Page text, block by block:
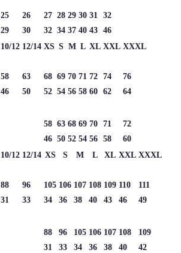
25 26 27 28 29 30 31
32
29 30 32 34 37 40 43 46
10/12 12/14 XS S M L XL XXL XXXL
58 63 68 69 70 71 72 74
76
46 50 52 54 56 58 60 62
64
58 63 68 69 70 71
72
46 50 52 54 56 58
60
10/12 12/14 XS S M L XL XXL XXXL
88 96 105 106 107 108 109 110
111
31 33 34 36 38 40 43 46
49
88 96 105 106 107 108
109
31 33 34 36 38 40 42